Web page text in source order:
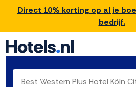
Direct 10% korting op al je
bedrijf.